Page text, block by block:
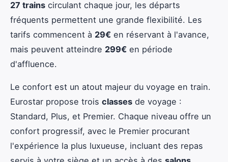
27 trains circulant chaque jour, les départs
fréquents permettent une grande flexibilité. Les
tarifs commencent à 29€ en réservant à l'avance,
mais peuvent atteindre 299€ en période
d'affluence.
Le confort est un atout majeur du voyage en train.
Eurostar propose trois classes de voyage :
Standard, Plus, et Premier. Chaque niveau offre un
confort progressif, avec le Premier procurant
l'expérience la plus luxueuse, incluant des repas